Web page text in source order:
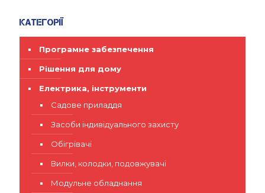
Категорії
Програмне забезпечення
Рішення для дому
Електрика, інструменти
Садове приладдя
Засоби індивідуального захисту
Обігрівачі
Вилки, колодки, подовжувачі
Модульне обладнання